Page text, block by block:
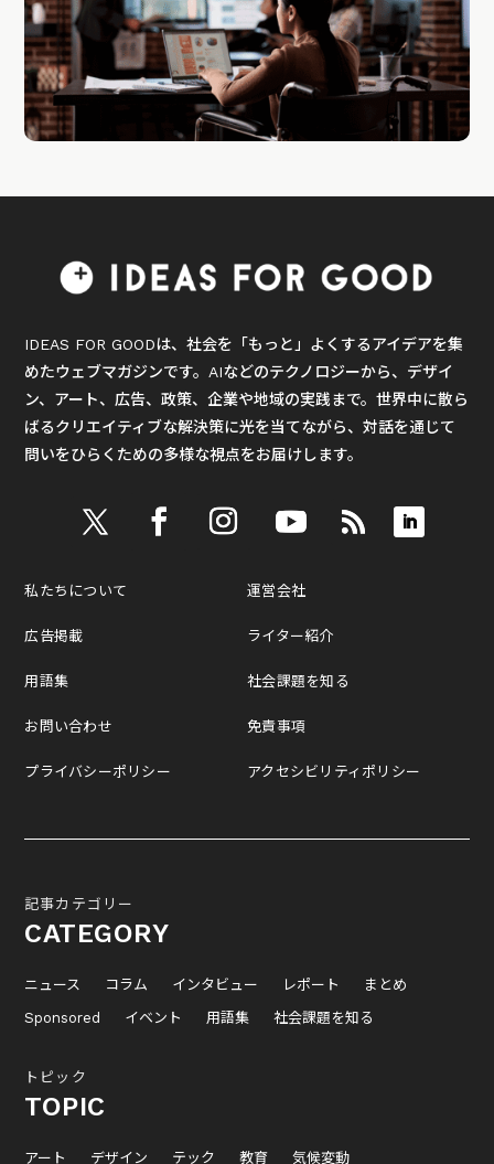
IDEAS FOR GOODは、社会を「もっと」よくするアイデアを集
めたウェブマガジンです。AIなどのテクノロジーから、デザイ
ン、アート、広告、政策、企業や地域の実践まで。世界中に散ら
ばるクリエイティブな解決策に光を当てながら、対話を通じて
問いをひらくための多様な視点をお届けします。
私たちについて
広告掲載
用語集
お問い合わせ
プライバシーポリシー
運営会社
ライター紹介
社会課題を知る
免責事項
アクセシビリティポリシー
記事カテゴリー
CATEGORY
ニュース コラム インタビュー レポート
まとめ
Sponsored
イベント 用語集 社会課題を知る
トピック
TOPIC
アート デザイン テック 教育 気候変動